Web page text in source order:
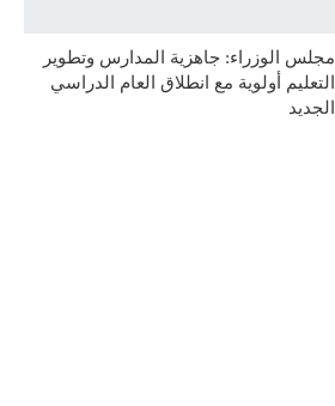
مجلس الوزراء: جاهزية المدارس وتطوير
التعليم أولوية مع انطلاق العام الدراسي
الجديد